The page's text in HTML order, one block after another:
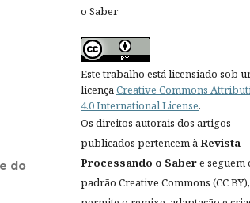
do
o Saber
Este trabalho está licensiado sob
licençaCreative Commons
4.0 International License.
Os direitos autorais dos artigos
publicados pertencem àRevista
Processando o Sabere seguem
padrão Creative Commons (CC